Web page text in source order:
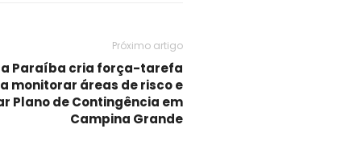
Próximo artigo
Paraíba cria força-tarefa
monitorar áreas de risco e
Plano de Contingência em
Campina Grande